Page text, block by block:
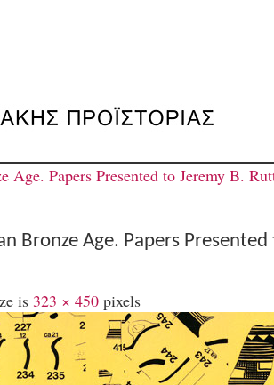
Papers Presented to Jeremy B.
Bronze Age. Papers
is 323 × 450pixels